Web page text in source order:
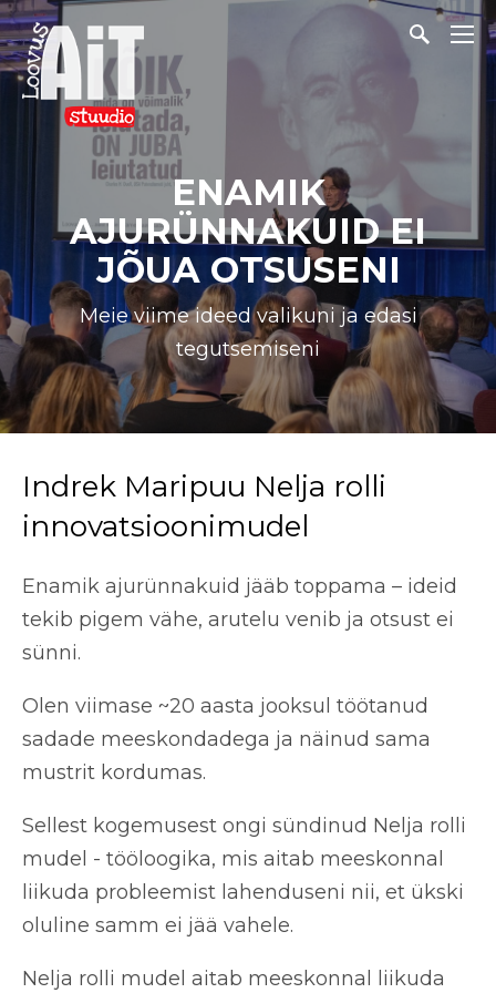
ENAMIK
AJURÜNNAKUID EI
JÕUA OTSUSENI
Meie viime ideed valikuni ja edasi
tegutsemiseni
Indrek Maripuu Nelja rolli
innovatsioonimudel
Enamik ajurünnakuid jääb toppama – ideid
tekib pigem vähe, arutelu venib ja otsust ei
sünni.
Olen viimase ~20 aasta jooksul töötanud
sadade meeskondadega ja näinud sama
mustrit kordumas.
Sellest kogemusest ongi sündinud Nelja rolli
mudel - tööloogika, mis aitab meeskonnal
liikuda probleemist lahenduseni nii, et ükski
oluline samm ei jää vahele.
Nelja rolli mudel aitab meeskonnal liikuda